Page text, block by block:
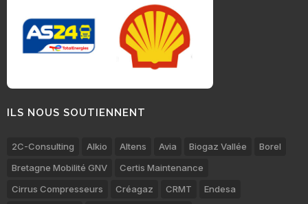
ILS NOUS SOUTIENNENT
2C-Consulting Alkio Altens Avia Biogaz Vallée
Borel
Bretagne Mobilité GNV
Certis Maintenance
Cirrus Compresseurs
Créagaz CRMT
Endesa